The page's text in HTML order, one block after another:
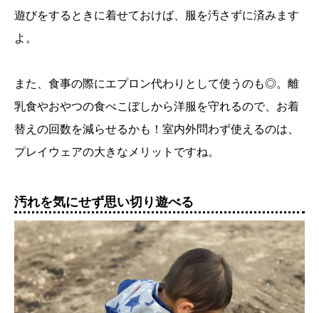
遊びをするときに着せておけば、服を汚さずに済みます
よ。
また、食事の際にエプロン代わりとして使うのも◎。離
乳食やおやつの食べこぼしから洋服を守れるので、お着
替えの回数を減らせるかも！室内外問わず使えるのは、
プレイウェアの大きなメリットですね。
汚れを気にせず思い切り遊べる